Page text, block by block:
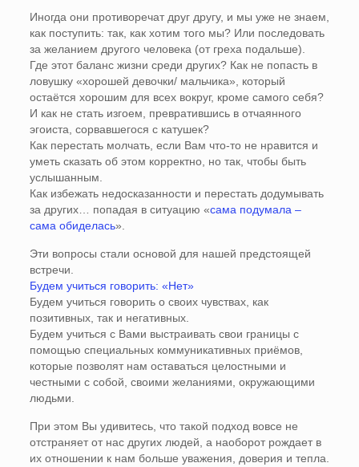
Иногда они противоречат друг другу, и мы уже не знаем,
как поступить: так, как хотим того мы? Или последовать
за желанием другого человека (от греха подальше).
Где этот баланс жизни среди других? Как не попасть в
ловушку «хорошей девочки/ мальчика», который
остаётся хорошим для всех вокруг, кроме самого себя?
И как не стать изгоем, превратившись в отчаянного
эгоиста, сорвавшегося с катушек?
Как перестать молчать, если Вам что-то не нравится и
уметь сказать об этом корректно, но так, чтобы быть
услышанным.
Как избежать недосказанности и перестать додумывать
за других… попадая в ситуацию «сама подумала –
сама обиделась».
Эти вопросы стали основой для нашей предстоящей
встречи.
Будем учиться говорить: «Нет»
Будем учиться говорить о своих чувствах, как
позитивных, так и негативных.
Будем учиться с Вами выстраивать свои границы с
помощью специальных коммуникативных приёмов,
которые позволят нам оставаться целостными и
честными с собой, своими желаниями, окружающими
людьми.
При этом Вы удивитесь, что такой подход вовсе не
отстраняет от нас других людей, а наоборот рождает в
их отношении к нам больше уважения, доверия и тепла.